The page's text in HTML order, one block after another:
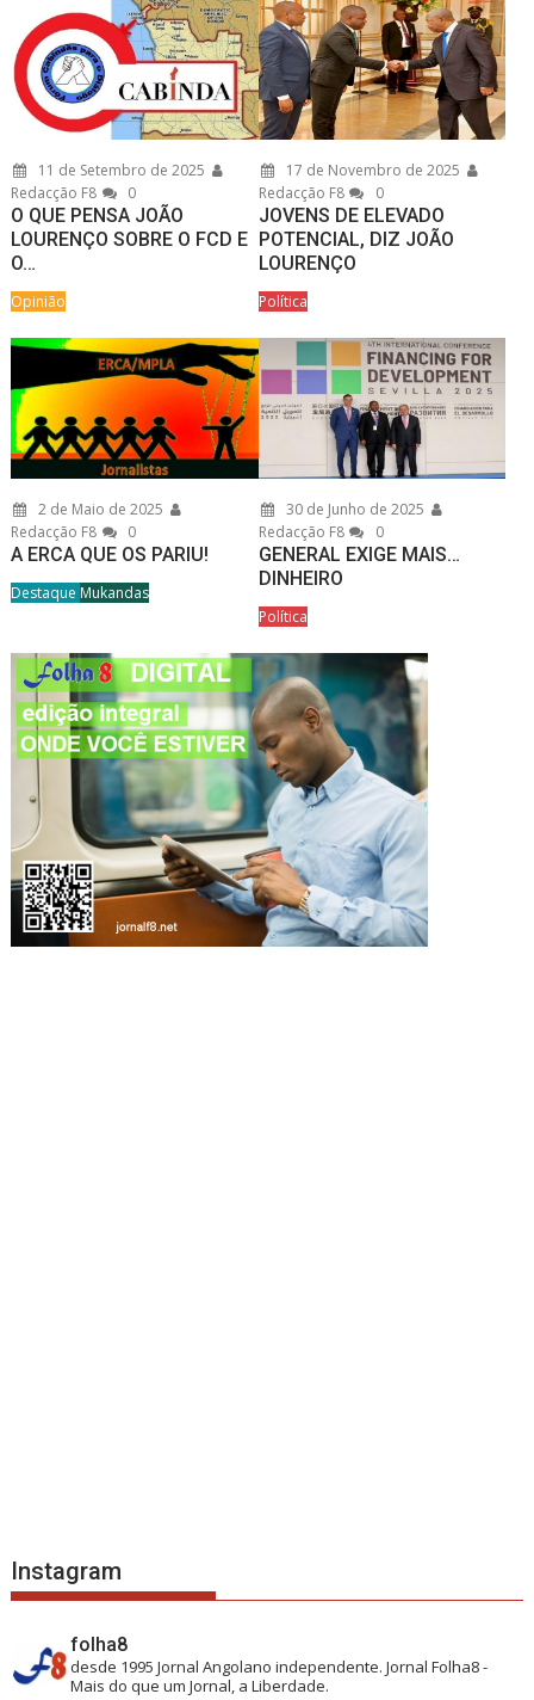
11 de Setembro de 2025
Redacção F8
0
O QUE PENSA JOÃO
LOURENÇO SOBRE O FCD E
O…
Opinião
17 de Novembro de 2025
Redacção F8
0
JOVENS DE ELEVADO
POTENCIAL, DIZ JOÃO
LOURENÇO
Política
2 de Maio de 2025
Redacção F8
0
A ERCA QUE OS PARIU!
Destaque Mukandas
30 de Junho de 2025
Redacção F8
0
GENERAL EXIGE MAIS…
DINHEIRO
Política
Instagram
folha8
desde 1995 Jornal Angolano independente.Jornal Folha8 -
Mais do que um Jornal, a Liberdade.